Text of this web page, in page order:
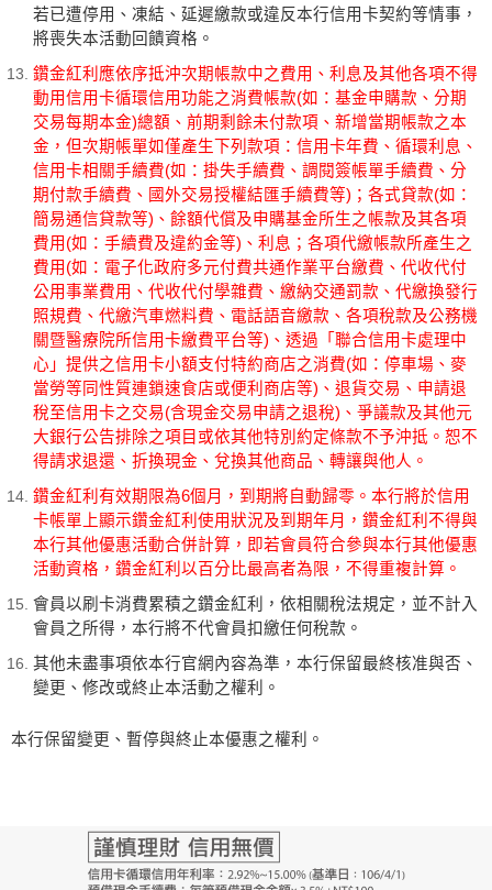
若已遭停用、凍結、延遲繳款或違反本行信用卡契約等情事，
將喪失本活動回饋資格。
鑽金紅利應依序抵沖次期帳款中之費用、利息及其他各項不得
動用信用卡循環信用功能之消費帳款(如：基金申購款、分期
交易每期本金)總額、前期剩餘未付款項、新增當期帳款之本
金，但次期帳單如僅產生下列款項：信用卡年費、循環利息、
信用卡相關手續費(如：掛失手續費、調閱簽帳單手續費、分
期付款手續費、國外交易授權結匯手續費等)；各式貸款(如：
簡易通信貸款等)、餘額代償及申購基金所生之帳款及其各項
費用(如：手續費及違約金等)、利息；各項代繳帳款所產生之
費用(如：電子化政府多元付費共通作業平台繳費、代收代付
公用事業費用、代收代付學雜費、繳納交通罰款、代繳換發行
照規費、代繳汽車燃料費、電話語音繳款、各項稅款及公務機
關暨醫療院所信用卡繳費平台等)、透過「聯合信用卡處理中
心」提供之信用卡小額支付特約商店之消費(如：停車場、麥
當勞等同性質連鎖速食店或便利商店等)、退貨交易、申請退
稅至信用卡之交易(含現金交易申請之退稅)、爭議款及其他元
大銀行公告排除之項目或依其他特別約定條款不予沖抵。恕不
得請求退還、折換現金、兌換其他商品、轉讓與他人。
鑽金紅利有效期限為6個月，到期將自動歸零。本行將於信用
卡帳單上顯示鑽金紅利使用狀況及到期年月，鑽金紅利不得與
本行其他優惠活動合併計算，即若會員符合參與本行其他優惠
活動資格，鑽金紅利以百分比最高者為限，不得重複計算。
會員以刷卡消費累積之鑽金紅利，依相關稅法規定，並不計入
會員之所得，本行將不代會員扣繳任何稅款。
其他未盡事項依本行官網內容為準，本行保留最終核准與否、
變更、修改或終止本活動之權利。
本行保留變更、暫停與終止本優惠之權利。